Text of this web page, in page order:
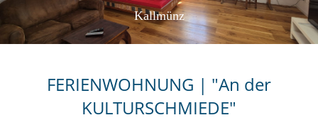
Kallmünz
FERIENWOHNUNG | "An der
KULTURSCHMIEDE"